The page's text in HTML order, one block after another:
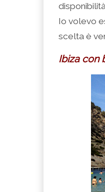
Io volevo
scelta è
Ibiza con